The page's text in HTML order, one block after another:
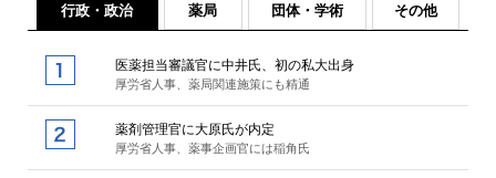
行政・政治 薬局 団体・学術 その他
医薬担当審議官に中井氏、初の私大出身
厚労省人事、薬局関連施策にも精通
薬剤管理官に大原氏が内定
厚労省人事、薬事企画官には稲角氏